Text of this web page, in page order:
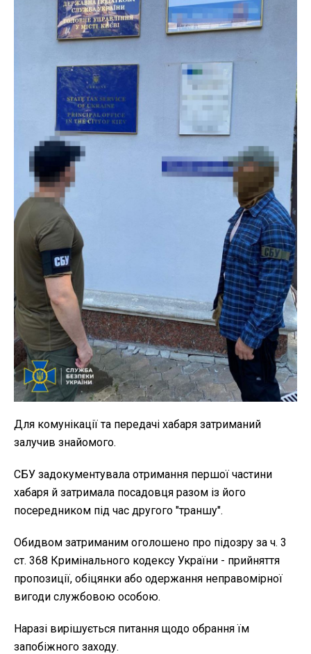
Для комунікації та передачі хабаря затриманий
залучив знайомого.
СБУ задокументувала отримання першої частини
хабаря й затримала посадовця разом із його
посередником під час другого "траншу".
Обидвом затриманим оголошено про підозру за ч. 3
ст. 368 Кримінального кодексу України - прийняття
пропозиції, обіцянки або одержання неправомірної
вигоди службовою особою.
Наразі вирішується питання щодо обрання їм
запобіжного заходу.